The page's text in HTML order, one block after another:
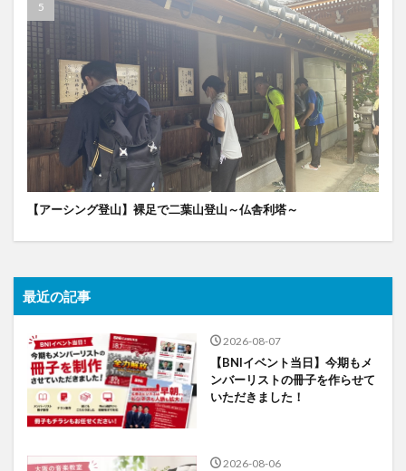
【アーシング登山】裸足で二葉山登山～仏舎利塔～
最近の記事
2026-08-07
【BNIイベント当日】今期もメ
ンバーリストの冊子を作らせて
いただきました！
2026-08-06